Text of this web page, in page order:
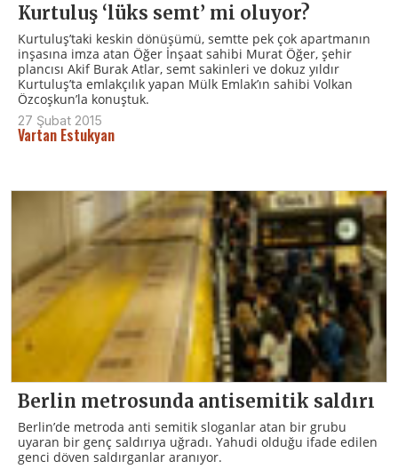
Kurtuluş ‘lüks semt’ mi oluyor?
Kurtuluş’taki keskin dönüşümü, semtte pek çok apartmanın
inşasına imza atan Öğer İnşaat sahibi Murat Öğer, şehir
plancısı Akif Burak Atlar, semt sakinleri ve dokuz yıldır
Kurtuluş’ta emlakçılık yapan Mülk Emlak’ın sahibi Volkan
Özcoşkun’la konuştuk.
27 Şubat 2015
Vartan Estukyan
Berlin metrosunda antisemitik saldırı
Berlin’de metroda anti semitik sloganlar atan bir grubu
uyaran bir genç saldırıya uğradı. Yahudi olduğu ifade edilen
genci döven saldırganlar aranıyor.